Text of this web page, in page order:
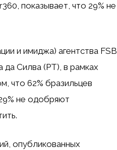
показывает, что 29% не
и имиджа) агентства FSB
Силва (PT), в рамках
что 62% бразильцев
не одобряют
опубликованных